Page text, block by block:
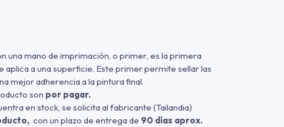
una mano de imprimación, o primer, es la primera
aplica a una superficie. Este primer permite sellar las
mejor adherencia a la pintura final.
son por pagar.
en stock, se solicita al fabricante (Tailandia)
con un plazo de entrega de 90 días aprox.